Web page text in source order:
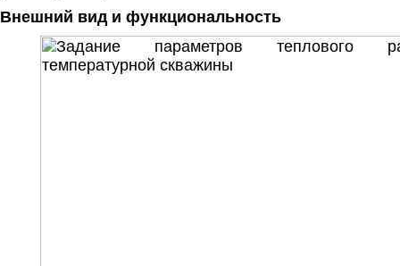
Внешний вид и функциональность